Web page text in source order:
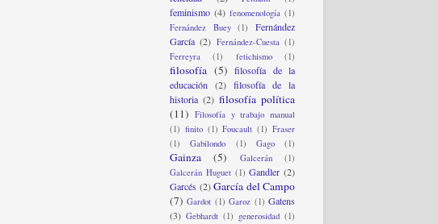
feminismo (4) fenomenología (1)
Fernández Buey
(1)
Fernández
García (2) Fernández-Cuesta (1)
Ferreyra
(1) fetichismo (1)
filosofía (5) filosofía de la
educación (2) filosofía de la
historia (2) filosofía política
(11) Filosofía y trabajo manual
(1) finito (1) Foucault (1) Fraser
(1)
Gabilondo (1) Gago (1)
Gainza (5) Galcerán
(1)
Galcerán Huguet (1) Gandler (2)
Garcés (2) García del Campo
(7) Gardot (1) Garoz (1) Gatens
(3) Gebhardt (1) generosidad (1)